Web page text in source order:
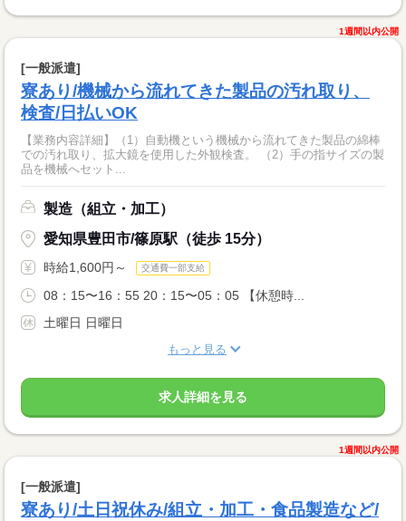
1週間以内公開
[一般派遣]
寮あり/機械から流れてきた製品の汚れ取り、
検査/日払いOK
【業務内容詳細】（1）自動機という機械から流れてきた製品の綿棒
での汚れ取り、拡大鏡を使用した外観検査。 （2）手の指サイズの製
品を機械へセット...
製造（組立・加工）
愛知県豊田市/篠原駅（徒歩 15分）
時給1,600円～ 交通費一部支給
08：15〜16：55 20：15〜05：05 【休憩時...
土曜日 日曜日
もっと見る
求人詳細を見る
1週間以内公開
[一般派遣]
寮あり/土日祝休み/組立・加工・食品製造など/